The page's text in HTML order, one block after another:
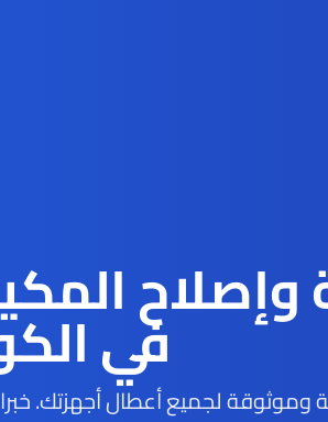
وإصلاح
في
وموثوقة لجميع أعطال أجهزتك.